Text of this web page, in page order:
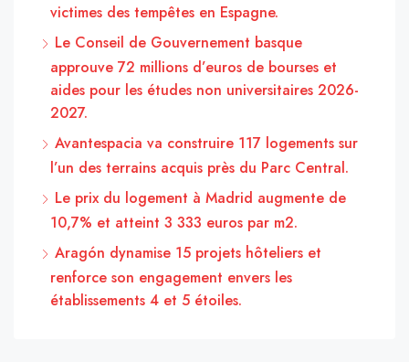
victimes des tempêtes en Espagne.
Le Conseil de Gouvernement basque
approuve 72 millions d’euros de bourses et
aides pour les études non universitaires 2026-
2027.
Avantespacia va construire 117 logements sur
l’un des terrains acquis près du Parc Central.
Le prix du logement à Madrid augmente de
10,7% et atteint 3 333 euros par m2.
Aragón dynamise 15 projets hôteliers et
renforce son engagement envers les
établissements 4 et 5 étoiles.